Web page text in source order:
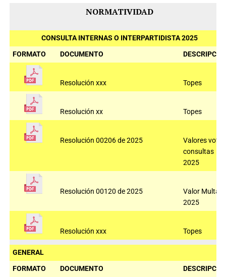
NORMATIVIDAD
CONSULTA INTERNAS O INTERPARTIDISTA 2025
FORMATO
DOCUMENTO
Resolución xxx Topes
Resolución xx Topes
Resolución 00206 de 2025
Valores votos
consultas
2025
Resolución 00120 de 2025
Valor Multas
2025
Resolución xxx Topes
GENERAL
FORMATO
DOCUMENTO